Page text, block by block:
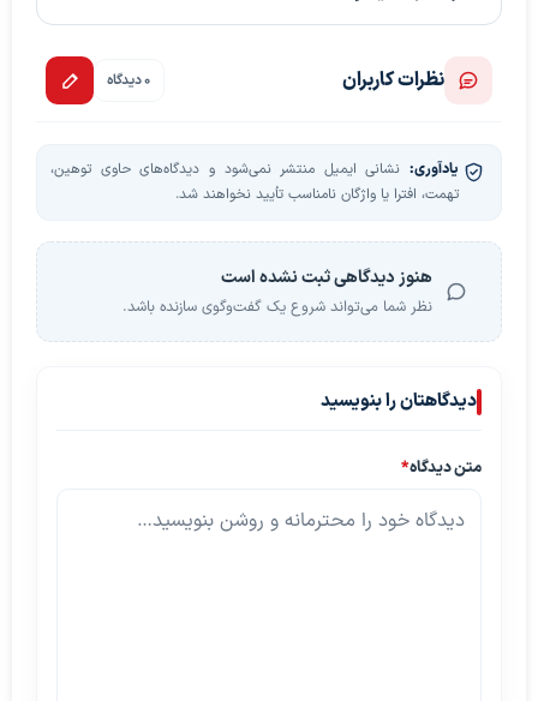
نظرات کاربران 0 دیدگاه
یادآوری: نشانی ایمیل منتشر نمی‌شود و دیدگاه‌های حاوی توهین،
تهمت، افترا یا واژگان نامناسب تأیید نخواهند شد.
هنوز دیدگاهی ثبت نشده است
نظر شما می‌تواند شروع یک گفت‌وگوی سازنده باشد.
دیدگاهتان را بنویسید
متن دیدگاه*